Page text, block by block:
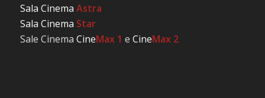
Sala Cinema Astra
Sala Cinema Star
Sale Cinema CineMax 1 e CineMax 2